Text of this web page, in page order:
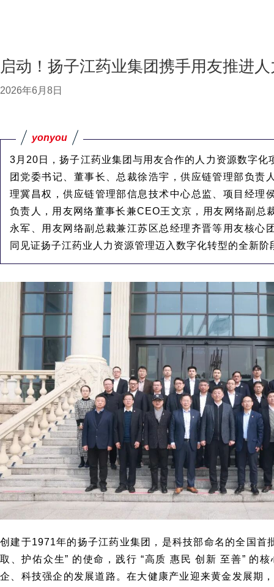
启动！扬子江药业集团携手用友推进
2026年6月8日
yonyou
3月20日，扬子江药业集团与用友合作的人力资源数字化
团党委书记、董事长、总裁徐浩宇，供应链管理部负责
理冀昌权，供应链管理部信息技术中心总监、项目经理
负责人，用友网络董事长兼CEO王文京，用友网络副总
永军、用友网络副总裁兼江苏区总经理齐晋等用友核心
同见证扬子江药业人力资源管理迈入数字化转型的全新阶
创建于1971年的扬子江药业集团，是科技部命名的全国首
取、护佑众生” 的使命，践行 “高质 惠民 创新 至善” 的
企、科技强企的发展道路。在大健康产业迎来黄金发展期